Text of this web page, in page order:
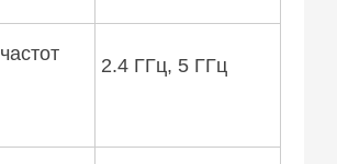
2.4 ГГц, 5 ГГц